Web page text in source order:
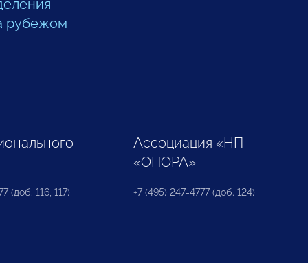
рубежом
(доб. 116, 117)
Ассоциация «НП
«ОПОРА»
+7 (495) 247-4777 (доб. 124)